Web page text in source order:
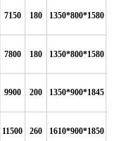
7150 180 1350*800*1580
7800 180 1350*800*1580
9900 200 1350*900*1845
11500 260 1610*900*1850